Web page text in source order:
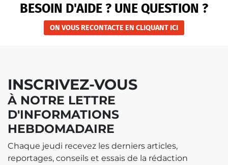
BESOIN D'AIDE ? UNE QUESTION ?
ON VOUS RECONTACTE EN CLIQUANT ICI
INSCRIVEZ-VOUS
À NOTRE LETTRE
D'INFORMATIONS
HEBDOMADAIRE
Chaque jeudi recevez les derniers articles,
reportages, conseils et essais de la rédaction